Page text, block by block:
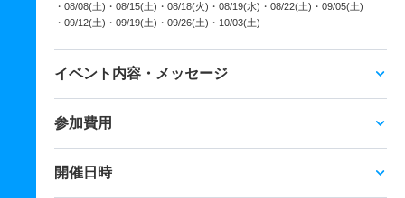
・08/08(土) ・08/15(土) ・08/18(火) ・08/19(水) ・08/22(土) ・09/05(土)
・09/12(土) ・09/19(土) ・09/26(土) ・10/03(土)
イベント内容・メッセージ
参加費用
開催日時